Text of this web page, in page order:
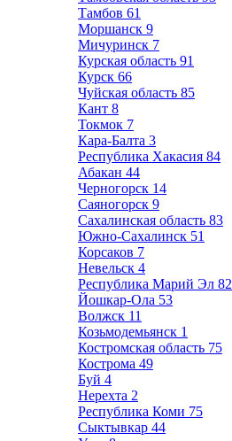
Тамбов 61
Моршанск 9
Мичуринск 7
Курская область 91
Курск 66
Чуйская область 85
Кант 8
Токмок 7
Кара-Балта 3
Республика Хакасия 84
Абакан 44
Черногорск 14
Саяногорск 9
Сахалинская область 83
Южно-Сахалинск 51
Корсаков 7
Невельск 4
Республика Марий Эл 82
Йошкар-Ола 53
Волжск 11
Козьмодемьянск 1
Костромская область 75
Кострома 49
Буй 4
Нерехта 2
Республика Коми 75
Сыктывкар 44